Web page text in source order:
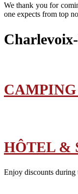
We thank you for
one expects from top
HÔTEL &
Enjoy discounts